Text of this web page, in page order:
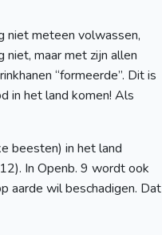
niet meteen volwassen,
niet, maar met zijn allen
“formeerde”. Dit is
in het land komen! Als
beesten) in het land
In Openb. 9 wordt ook
aarde wil beschadigen. Dat